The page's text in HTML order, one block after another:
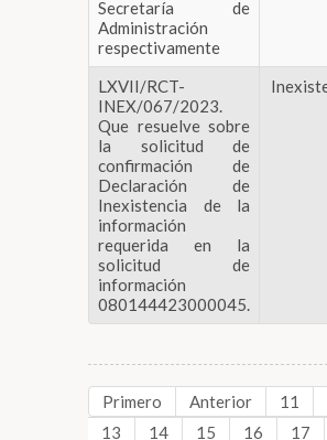
Secretaría de
Administración
respectivamente
LXVII/RCT-
INEX/067/2023.
Que resuelve sobre
la solicitud de
confirmación de
Declaración de
Inexistencia de la
información
requerida en la
solicitud de
información
080144423000045.
Primero Anterior 11
13
14 15 16 17